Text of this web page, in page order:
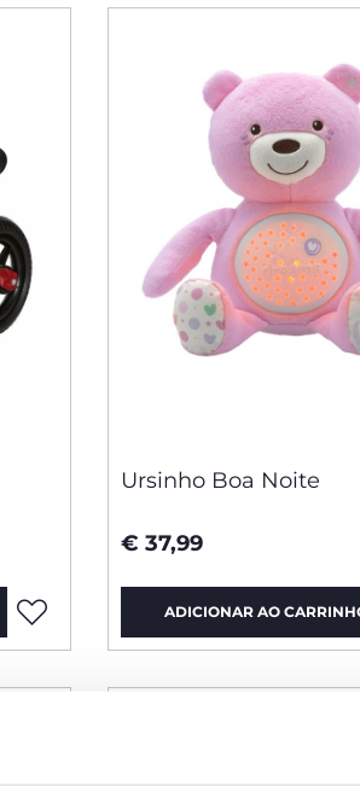
Ursinho Boa Noite
€ 37,99
ADICIONAR AO